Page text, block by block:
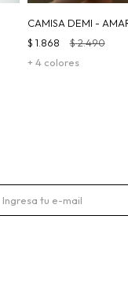
CAMISA DEMI -
+ 4 colores
$ 1.868 $2.490